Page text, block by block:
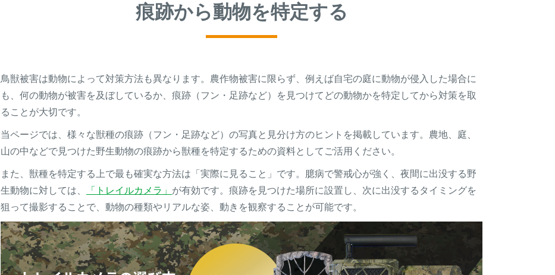
痕跡から動物を特定する
鳥獣被害は動物によって対策方法も異なります。農作物被害に限らず、例えば自宅の庭に動物が侵入した場合に
も、何の動物が被害を及ぼしているか、痕跡（フン・足跡など）を見つけてどの動物かを特定してから対策を取
ることが大切です。
当ページでは、様々な獣種の痕跡（フン・足跡など）の写真と見分け方のヒントを掲載しています。農地、庭、
山の中などで見つけた野生動物の痕跡から獣種を特定するための資料としてご活用ください。
また、獣種を特定する上で最も確実な方法は「実際に見ること」です。臆病で警戒心が強く、夜間に出没する野
生動物に対しては、
「トレイルカメラ」 が有効です。痕跡を見つけた場所に設置し、次に出没するタイミングを
狙って撮影することで、動物の種類やリアルな姿、動きを観察することが可能です。